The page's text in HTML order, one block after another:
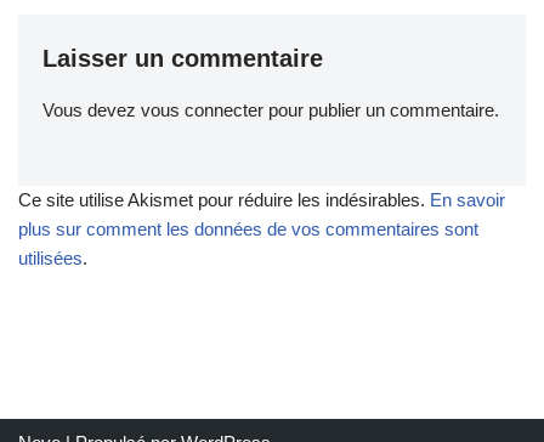
Laisser un commentaire
Vous devez vous connecter pour publier un commentaire.
Ce site utilise Akismet pour réduire les indésirables. En savoir
plus sur comment les données de vos commentaires sont
utilisées.